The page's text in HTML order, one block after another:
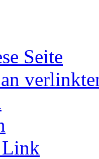
Seite
Link